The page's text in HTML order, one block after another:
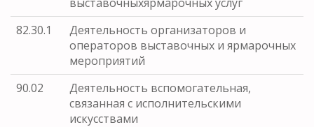
82.30.1
Деятельность организаторов и
операторов выставочных и ярмарочных
мероприятий
90.02
Деятельность вспомогательная,
связанная с исполнительскими
искусствами